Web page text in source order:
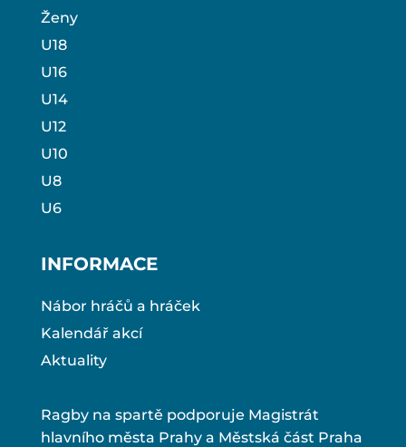
Ženy
U18
U16
U14
U12
U10
U8
U6
INFORMACE
Nábor hráčů a hráček
Kalendář akcí
Aktuality
Ragby na spartě podporuje Magistrát
hlavního města Prahy a Městská část Praha